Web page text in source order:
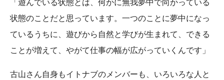
状態のことだと思っています。一つのことに夢中になっ
ているうちに、遊びから自然と学びが生まれて、できる
ことが増えて、やがて仕事の幅が広がっていくんです」
古山さん自身もイトナブのメンバーも、いろいろな人と